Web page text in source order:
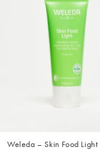
Weleda – Skin Food Light